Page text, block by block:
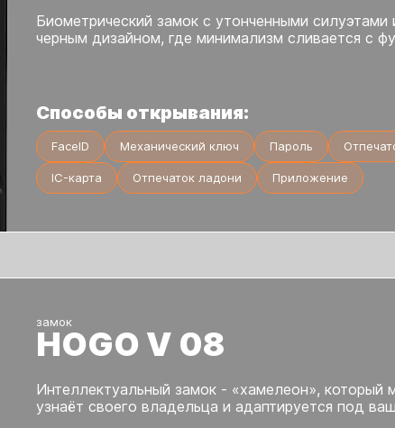
Биометрический замок с утонченными силуэтами
черным дизайном, где минимализм сливается с
Способы открывания:
FaceID Механический ключ Пароль
IC-карта Отпечаток ладони Приложение
замок
HOGO V 08
Интеллектуальный замок - «хамелеон», который
узнаёт своего владельца и адаптируется под